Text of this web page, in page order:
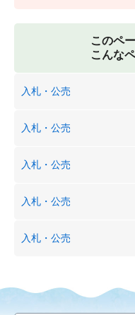
このペ
こんな
入札・公売
入札・公売
入札・公売
入札・公売
入札・公売